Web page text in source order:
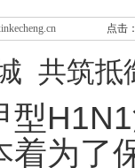
点击：
共筑抵
型
着为了